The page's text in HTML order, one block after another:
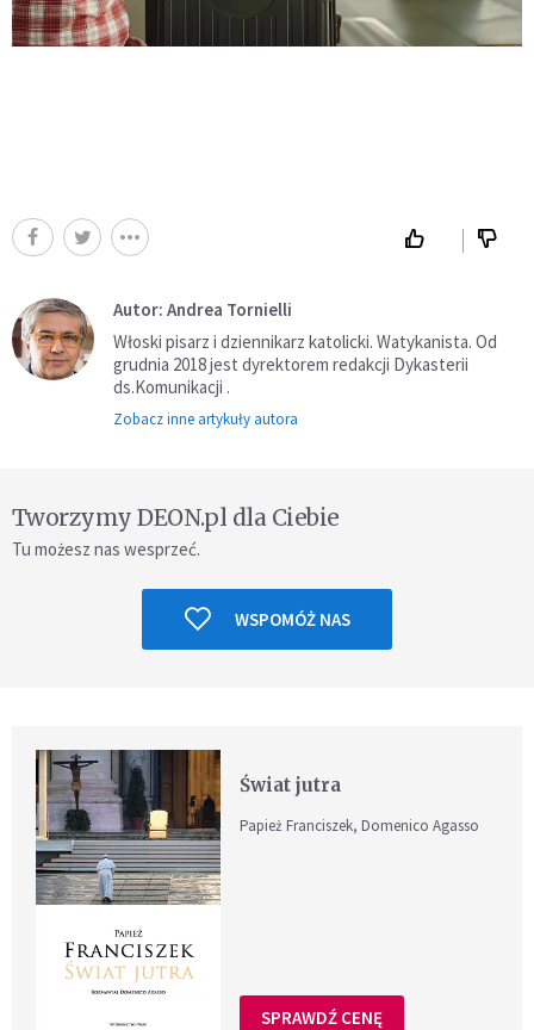
Autor: Andrea Tornielli
Włoski pisarz i dziennikarz katolicki. Watykanista. Od
grudnia 2018 jest dyrektorem redakcji Dykasterii
ds.Komunikacji .
Zobacz inne artykuły autora
Tworzymy DEON.pl dla Ciebie
Tu możesz nas wesprzeć.
WSPOMÓŻ NAS
Świat jutra
Papież Franciszek, Domenico Agasso
SPRAWDŹ CENĘ